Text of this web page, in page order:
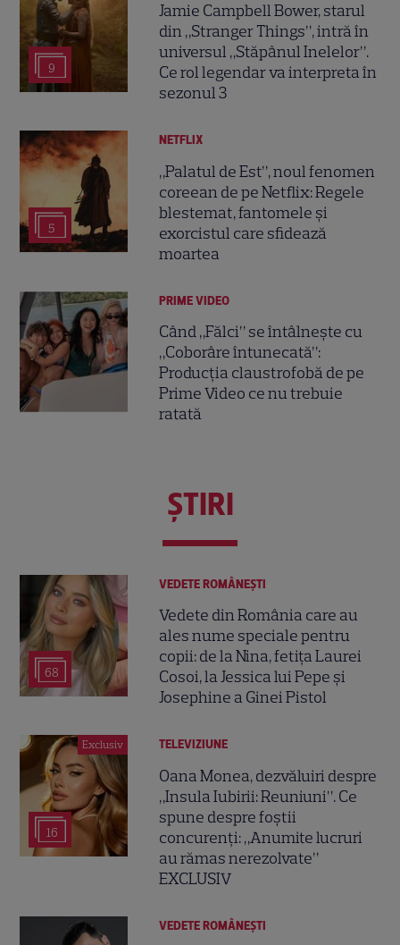
9
Jamie Campbell Bower, starul
din „Stranger Things”, intră în
universul „Stăpânul Inelelor”.
Ce rol legendar va interpreta în
sezonul 3
5
NETFLIX
„Palatul de Est”, noul fenomen
coreean de pe Netflix: Regele
blestemat, fantomele și
exorcistul care sfidează
moartea
PRIME VIDEO
Când „Fălci” se întâlnește cu
„Coborâre întunecată”:
Producția claustrofobă de pe
Prime Video ce nu trebuie
ratată
ŞTIRI
68
VEDETE ROMÂNEŞTI
Vedete din România care au
ales nume speciale pentru
copii: de la Nina, fetița Laurei
Cosoi, la Jessica lui Pepe și
Josephine a Ginei Pistol
Exclusiv
16
TELEVIZIUNE
Oana Monea, dezvăluiri despre
„Insula Iubirii: Reuniuni”. Ce
spune despre foștii
concurenți: „Anumite lucruri
au rămas nerezolvate”
EXCLUSIV
VEDETE ROMÂNEŞTI